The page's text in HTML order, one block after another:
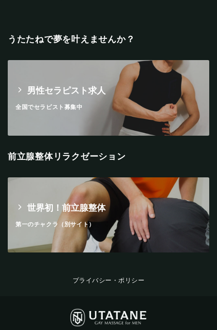
うたたねで夢を叶えませんか？
男性セラピスト求人
全国でセラピスト募集中
前立腺整体リラクゼーション
世界初！前立腺整体
第一のチャクラ（別サイト）
プライバシー・ポリシー